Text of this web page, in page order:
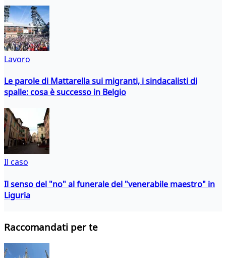
Lavoro
Le parole di Mattarella sui migranti, i sindacalisti di
spalle: cosa è successo in Belgio
Il caso
Il senso del "no" al funerale del "venerabile maestro" in
Liguria
Raccomandati per te